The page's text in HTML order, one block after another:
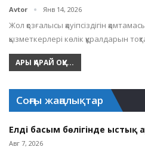
Avtor Янв 14, 2026
Жол қозғалысы қауіпсіздігін
қызметкерлері көлік құралдарын
АРЫ ҚАРАЙ ОҚУ...
Соңғы жаңалықтар
Елдің басым бөлігінде
Авг 7, 2026